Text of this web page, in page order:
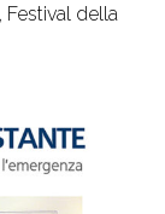
Festival della